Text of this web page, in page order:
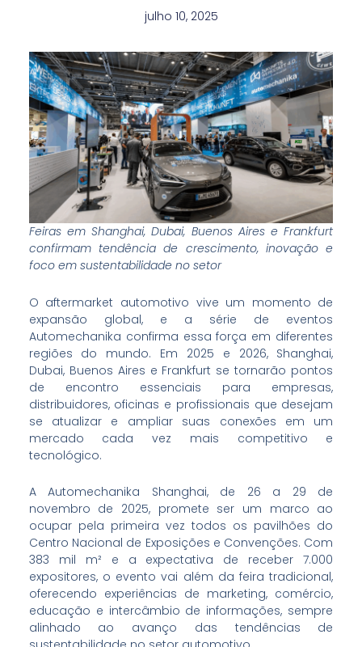
julho 10, 2025
Feiras em Shanghai, Dubai, Buenos Aires e Frankfurt
confirmam tendência de crescimento, inovação e
foco em sustentabilidade no setor
O aftermarket automotivo vive um momento de
expansão global, e a série de eventos
Automechanika confirma essa força em diferentes
regiões do mundo. Em 2025 e 2026, Shanghai,
Dubai, Buenos Aires e Frankfurt se tornarão pontos
de encontro essenciais para empresas,
distribuidores, oficinas e profissionais que desejam
se atualizar e ampliar suas conexões em um
mercado cada vez mais competitivo e
tecnológico.
A Automechanika Shanghai, de 26 a 29 de
novembro de 2025, promete ser um marco ao
ocupar pela primeira vez todos os pavilhões do
Centro Nacional de Exposições e Convenções. Com
383 mil m² e a expectativa de receber 7.000
expositores, o evento vai além da feira tradicional,
oferecendo experiências de marketing, comércio,
educação e intercâmbio de informações, sempre
alinhado ao avanço das tendências de